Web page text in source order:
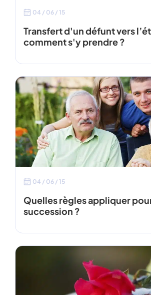
04 / 06 / 15
Transfert d'un défunt vers
comment s'y prendre ?
04 / 06 / 15
Quelles règles appliquer
succession ?